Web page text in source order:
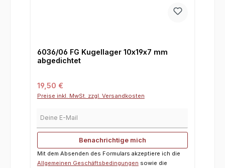
6036/06 FG Kugellager 10x19x7 mm
abgedichtet
Regulärer Preis:
19,50 €
Preise inkl. MwSt. zzgl. Versandkosten
Benachrichtige mich
Mit dem Absenden des Formulars akzeptiere ich die
Allgemeinen Geschäftsbedingungen sowie die